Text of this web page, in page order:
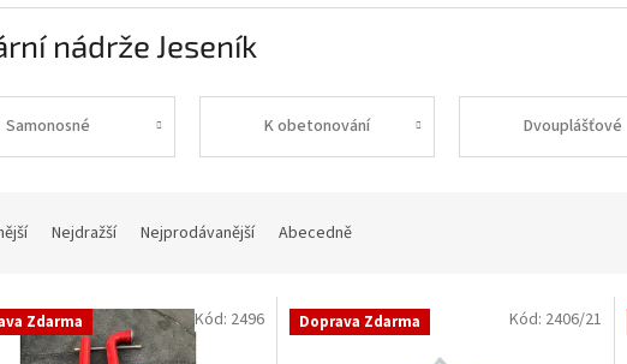
nádrže Jeseník
Samonosné K obetonování Dvouplášťové
Nejdražší Nejprodávanější Abecedně
Zdarma Kód: 2496 Doprava Zdarma Kód: 2406/21